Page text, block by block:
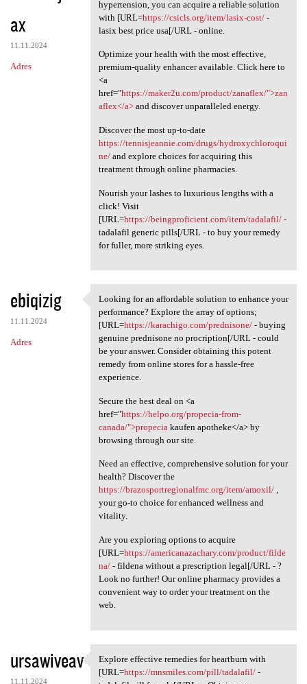
ax
11.11.2024
Adres
hypertension, you can acquire a reliable solution
with [URL=https://csicls.org/item/lasix-cost/-
lasix best price usa[/URL - online.
Optimize your health with the most effective,
premium-quality enhancer available. Click here to
<a
href="https://maker2u.com/product/zanaflex/">zan
aflex</a>and discover unparalleled energy.
Discover the most up-to-date
https://tennisjeannie.com/drugs/hydroxychloroqui
ne/and explore choices for acquiring this
treatment through online pharmacies.
Nourish your lashes to luxurious lengths with a
click! Visit
[URL=https://beingproficient.com/item/tadalafil/-
tadalafil generic pills[/URL - to buy your remedy
for fuller, more striking eyes.
ebiqizig
11.11.2024
Adres
Looking for an affordable
Looking for an affordable solution to enhance your
performance? Explore the array of options;
[URL=https://karachigo.com/prednisone/- buying
genuine prednisone no procription[/URL - could
be your answer. Consider obtaining this potent
remedy from online stores for a hassle-free
experience.
Secure the best deal on <a
href="https://helpo.org/propecia-from-
canada/">propecia kaufen apotheke</a> by
browsing through our site.
Need an effective, comprehensive solution for your
health? Discover the
https://brazosportregionalfmc.org/item/amoxil/,
your go-to choice for enhanced wellness and
vitality.
Are you exploring options to acquire
[URL=https://americanazachary.com/product/filde
na/- fildena without a prescription legal[/URL - ?
Look no further! Our online pharmacy provides a
convenient way to order your treatment on the
web.
ursawiveav
11.11.2024
Explore effective remedies
Explore effective remedies for heartburn with
[URL=https://mnsmiles.com/pill/tadalafil/-